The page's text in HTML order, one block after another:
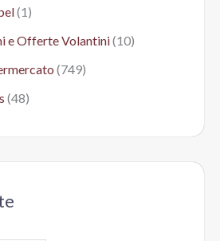
(1)
e Offerte Volantini(10)
(749)
(48)